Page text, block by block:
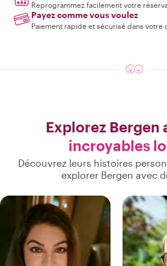
Reprogrammez facilement votre
Payez comme vous voulez
Paiement rapide et sécurisé dans votre
Explorez Bergen
incroyables
Découvrez leurs histoires
explorer Bergen avec